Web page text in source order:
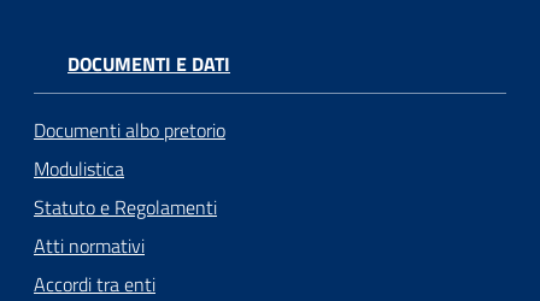
DOCUMENTI E DATI
Documenti albo pretorio
Modulistica
Statuto e Regolamenti
Atti normativi
Accordi tra enti